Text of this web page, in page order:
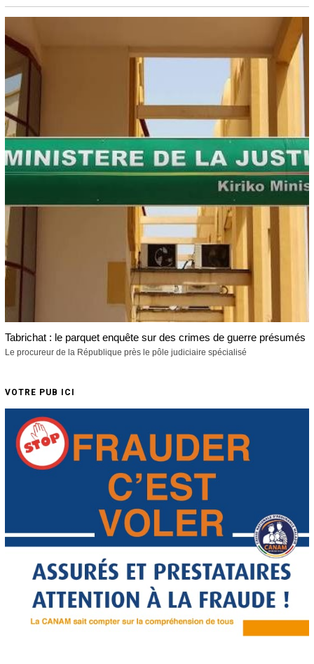
Tabrichat : le parquet enquête sur des crimes de guerre présumés
Le procureur de la République près le pôle judiciaire spécialisé
VOTRE PUB ICI